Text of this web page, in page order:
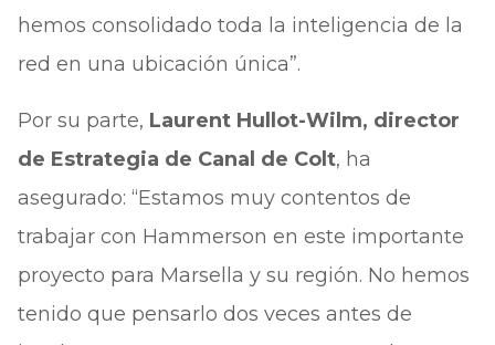
hemos consolidado toda la inteligencia de la
red en una ubicación única”.
Por su parte, Laurent Hullot-Wilm, director
de Estrategia de Canal de Colt, ha
asegurado: “Estamos muy contentos de
trabajar con Hammerson en este importante
proyecto para Marsella y su región. No hemos
tenido que pensarlo dos veces antes de